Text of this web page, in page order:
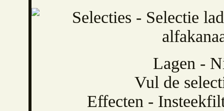
Lagen -
Vul de
Effecten -